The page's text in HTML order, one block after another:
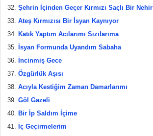
Şehrin İçinden Geçer Kırmızı Saçlı Bir Nehir
Ateş Kırmızısı Bir İsyan Kaynıyor
Katık Yaptım Acılarımı Sızılarıma
İsyan Formunda Uyandım Sabaha
İncinmiş Gece
Özgürlük Aşısı
Acıyla Kestiğim Zaman Damarlarımı
Göl Gazeli
Bir İp Saldım İçime
İç Geçirmelerim